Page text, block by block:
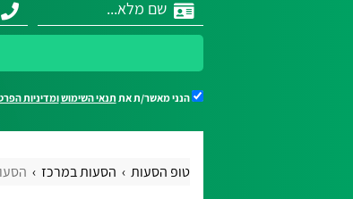
הנני מאשר/ת את תנאי השימושומדיניות
טופ הסעות הסעות במרכז